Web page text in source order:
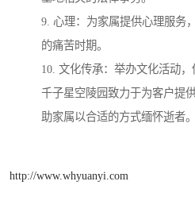
9. 心理：为家属提供心理服务
的痛苦时期。
10. 文化传承：举办文化活动，
千子星空陵园致力于为客户提
助家属以合适的方式缅怀逝者。
http://www.whyuanyi.com